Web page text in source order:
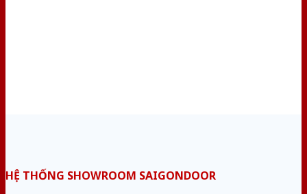
HỆ THỐNG SHOWROOM SAIGONDOOR